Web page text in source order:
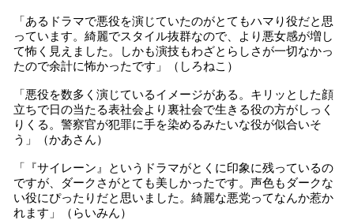
「あるドラマで悪役を演じていたのがとてもハマり役だと思
っています。綺麗でスタイル抜群なので、より悪女感が増し
て怖く見えました。しかも演技もわざとらしさが一切なかっ
たので余計に怖かったです」（しろねこ）
「悪役を数多く演じているイメージがある。キリッとした顔
立ちで日の当たる表社会より裏社会で生きる役の方がしっく
りくる。警察官が犯罪に手を染めるみたいな役が似合いそ
う」（かあさん）
「『サイレーン』というドラマがとくに印象に残っているの
ですが、ダークさがとても美しかったです。声色もダークな
い役にぴったりだと思いました。綺麗な悪党ってなんか惹か
れます」（らいみん）